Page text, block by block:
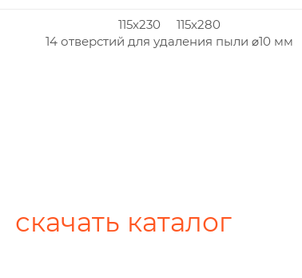
115x230 115x280
14 отверстий для удаления пыли ⌀10 мм
скачать каталог